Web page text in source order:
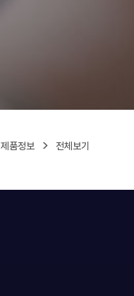
제품정보 > 전체보기